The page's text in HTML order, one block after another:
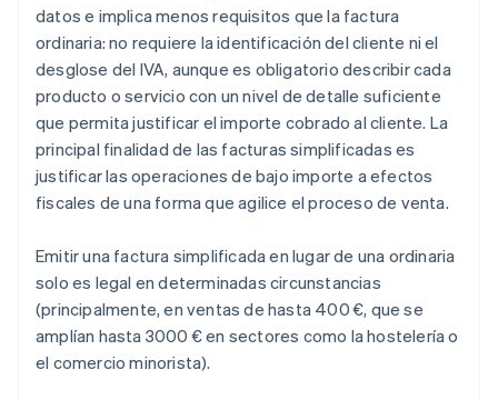
datos e implica menos requisitos que la factura
ordinaria: no requiere la identificación del cliente ni el
desglose del IVA, aunque es obligatorio describir cada
producto o servicio con un nivel de detalle suficiente
que permita justificar el importe cobrado al cliente. La
principal finalidad de las facturas simplificadas es
justificar las operaciones de bajo importe a efectos
fiscales de una forma que agilice el proceso de venta.
Emitir una factura simplificada en lugar de una ordinaria
solo es legal en determinadas circunstancias
(principalmente, en ventas de hasta 400 €, que se
amplían hasta 3000 € en sectores como la hostelería o
el comercio minorista).